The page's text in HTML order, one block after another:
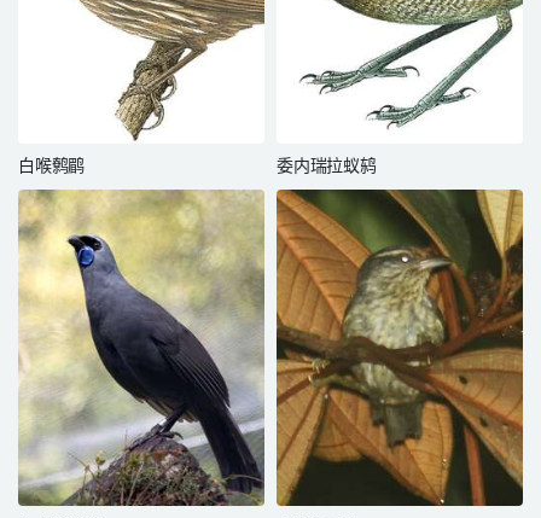
白喉鹩鹛 委内瑞拉蚁鸫